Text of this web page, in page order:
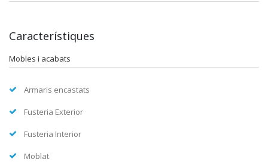
Característiques
Mobles i acabats
Armaris encastats
Fusteria Exterior
Fusteria Interior
Moblat